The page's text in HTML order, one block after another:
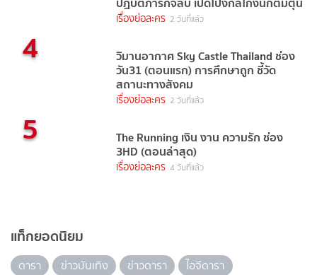
เรื่องย่อละคร 2 วันที่แล้ว
4 วิมานอากาศ Sky Castle Thailand ช่อง
วัน31 (ตอนแรก) การศึกษาถูก ชี้วัด
สถานะทางสังคม
เรื่องย่อละคร 2 วันที่แล้ว
5 The Running เงิน งาน ความรัก ช่อง
3HD (ตอนล่าสุด)
เรื่องย่อละคร 4 วันที่แล้ว
แท็กยอดนิยม
ดารา ข่าวบันเทิง ข่าวดารา
ไอจีดารา